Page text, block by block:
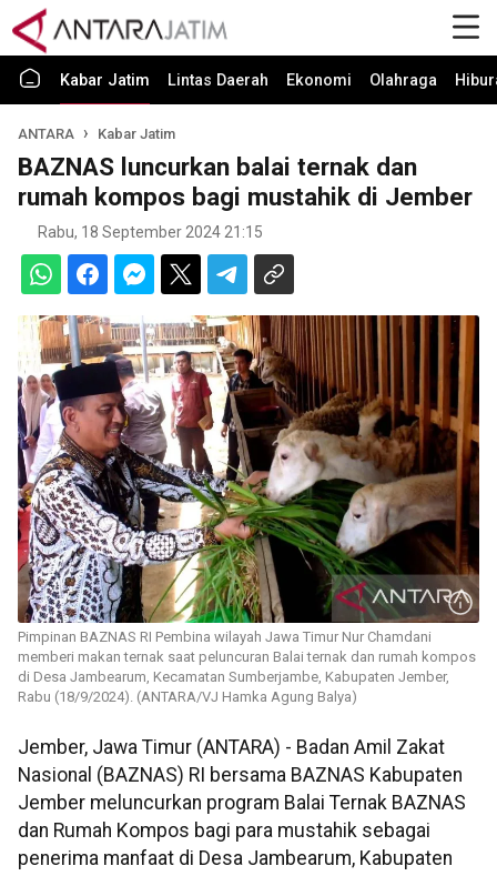
Kabar Jatim Lintas Daerah Ekonomi Olahraga
ANTARA Kabar Jatim
BAZNAS luncurkan balai ternak dan
rumah kompos bagi mustahik di Jember
Rabu, 18 September 2024 21:15
Pimpinan BAZNAS RI Pembina wilayah Jawa Timur Nur Chamdani
memberi makan ternak saat peluncuran Balai ternak dan rumah kompos
di Desa Jambearum, Kecamatan Sumberjambe, Kabupaten Jember,
Rabu (18/9/2024). (ANTARA/VJ Hamka Agung Balya)
Jember, Jawa Timur (ANTARA) - Badan Amil Zakat
Nasional (BAZNAS) RI bersama BAZNAS Kabupaten
Jember meluncurkan program Balai Ternak BAZNAS
dan Rumah Kompos bagi para mustahik sebagai
penerima manfaat di Desa Jambearum, Kabupaten